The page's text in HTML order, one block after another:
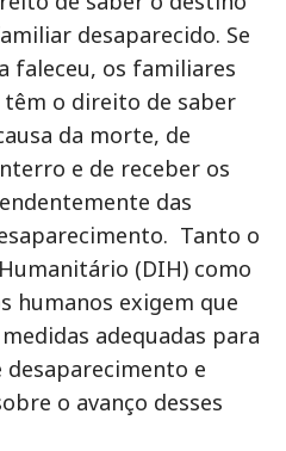
desaparecido. Se
faleceu, os familiares
o direito de saber
da morte, de
e de receber os
das
Tanto o
(DIH) como
humanos exigem que
adequadas para
desaparecimento e
o avanço desses